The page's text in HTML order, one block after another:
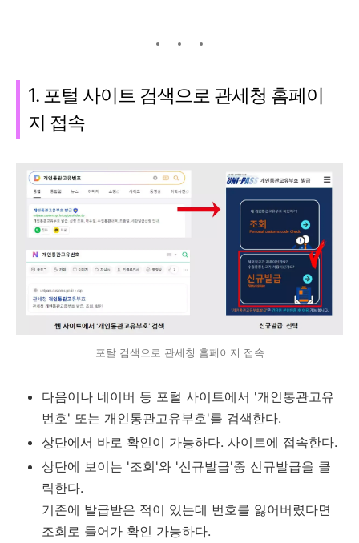
1. 포털 사이트 검색으로 관세청 홈페이
지 접속
포탈 검색으로 관세청 홈페이지 접속
다음이나 네이버 등 포털 사이트에서 '개인통관고유
번호' 또는 개인통관고유부호'를 검색한다.
상단에서 바로 확인이 가능하다. 사이트에 접속한다.
상단에 보이는 '조회'와 '신규발급'중 신규발급을 클
릭한다.
기존에 발급받은 적이 있는데 번호를 잃어버렸다면
조회로 들어가 확인 가능하다.